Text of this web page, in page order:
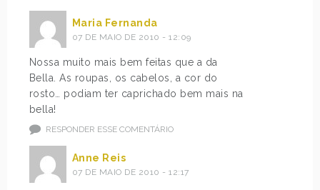
Maria Fernanda
07 DE MAIO DE 2010 - 12:09
Nossa muito mais bem feitas que a da
Bella. As roupas, os cabelos, a cor do
rosto… podiam ter caprichado bem mais na
bella!
RESPONDER ESSE COMENTÁRIO
Anne Reis
07 DE MAIO DE 2010 - 12:17